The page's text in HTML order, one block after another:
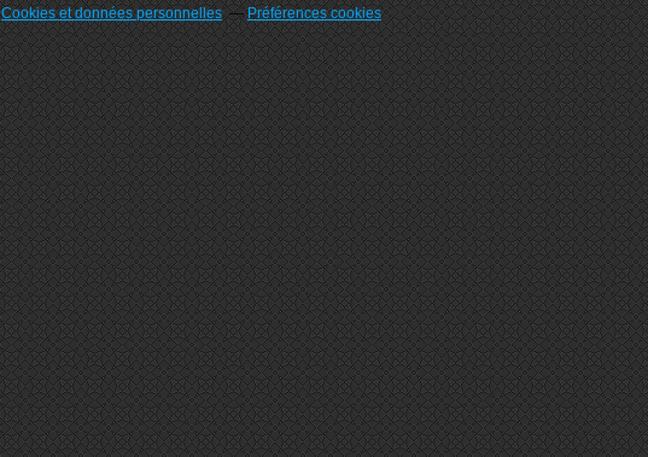
Cookies et données personnelles Préférences cookies